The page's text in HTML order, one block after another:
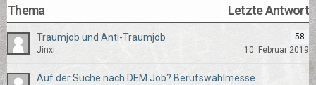
Thema Letzte Antwort
Traumjob und Anti-Traumjob
58
Jinxi
10. Februar 2019
Auf der Suche nach DEM Job? Berufswahlmesse